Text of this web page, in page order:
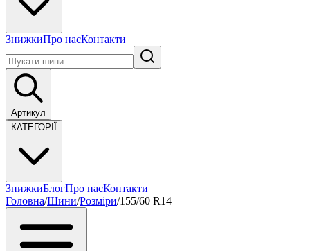
ЗнижкиПро насКонтакти
Артикул
КАТЕГОРІЇ
ЗнижкиБлогПро насКонтакти
Головна/Шини/Розміри/155/60 R14